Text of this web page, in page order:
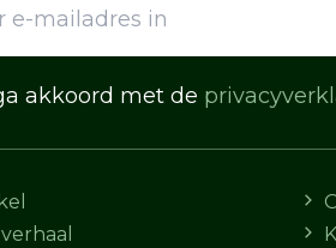
akkoord met de